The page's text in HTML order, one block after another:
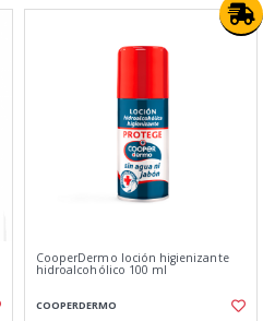
CooperDermo loción higienizante
hidroalcohólico 100 ml
COOPERDERMO